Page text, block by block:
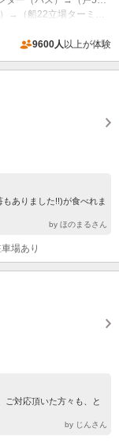
：月・金曜日（いちご
替休日の翌日・連休の
9600人 以上が体験
ありました!!)が食べれま
by ほのまるさん
場あり
ご対応頂いた方々も、と
by じんさん